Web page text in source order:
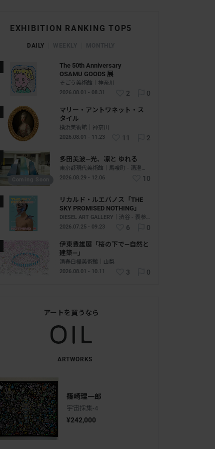
EXHIBITION RANKING TOP5
DAILY
The 50th Anniversary
OSAMU GOODS 展
そごう美術館｜神奈川
2026.08.01 - 08.31
2 0
マリー・アントワネット・ス
タイル
横浜美術館｜神奈川
2026.08.01 - 11.23
11 2
多田美波―光、凛と ゆれる
東京都現代美術館｜馬喰町 - 清澄白河｜東京
2026.08.29 - 12.06
10
リカルド・ルエバノス「THE
SKY PROMISED NOTHING」
2026.07.25 - 09.23
6 0
伊東豊雄展「桜の下で―自然と
建築―」
清春白樺美術館｜山梨
2026.08.01 - 10.11
3 0
アートを買うなら
ARTWORKS
篠崎理一郎
宇宙採集-4
¥242,000